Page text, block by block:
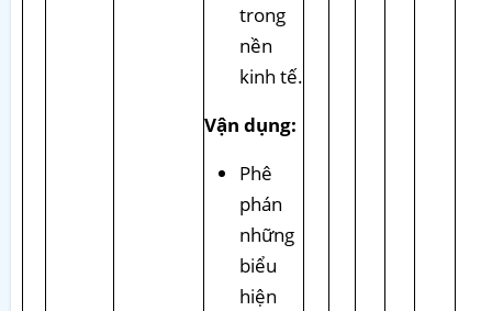
trong
nền
kinh tế.
Vận dụng:
Phê
phán
những
biểu
hiện